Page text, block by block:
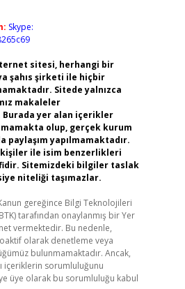
Skype:
sitesi, herhangi bir
şahıs şirketi ile hiçbir
Sitede yalnızca
makaleler
Burada yer alan içerikler
olup, gerçek kurum
paylaşım yapılmamaktadır.
ile isim benzerlikleri
Sitemizdeki bilgiler taslak
niteliği taşımazlar.
gereğince Bilgi Teknolojileri
tarafından onaylanmış bir Yer
vermektedir. Bu nedenle,
olarak denetleme veya
bulunmamaktadır. Ancak,
içeriklerin sorumluluğunu
üye olarak bu sorumluluğu kabul